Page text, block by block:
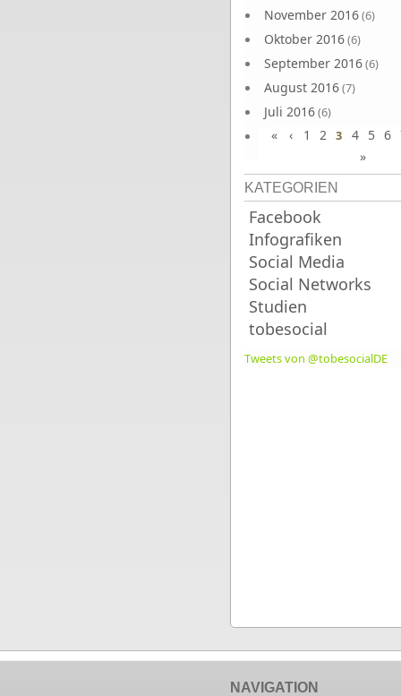
November 2016(6)
Oktober 2016(6)
September 2016(6)
August 2016(7)
Juli 2016(6)
Juni 2016(7)
« ‹ 1 2 3 4 5 6
»
KATEGORIEN
Facebook
Infografiken
Social Media
Social Networks
Studien
tobesocial
Tweets von @tobesocialDE
NAVIGATION